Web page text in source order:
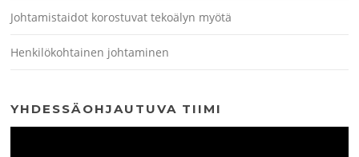
Johtamistaidot korostuvat tekoälyn myötä
Henkilökohtainen johtaminen
YHDESSÄOHJAUTUVA TIIMI